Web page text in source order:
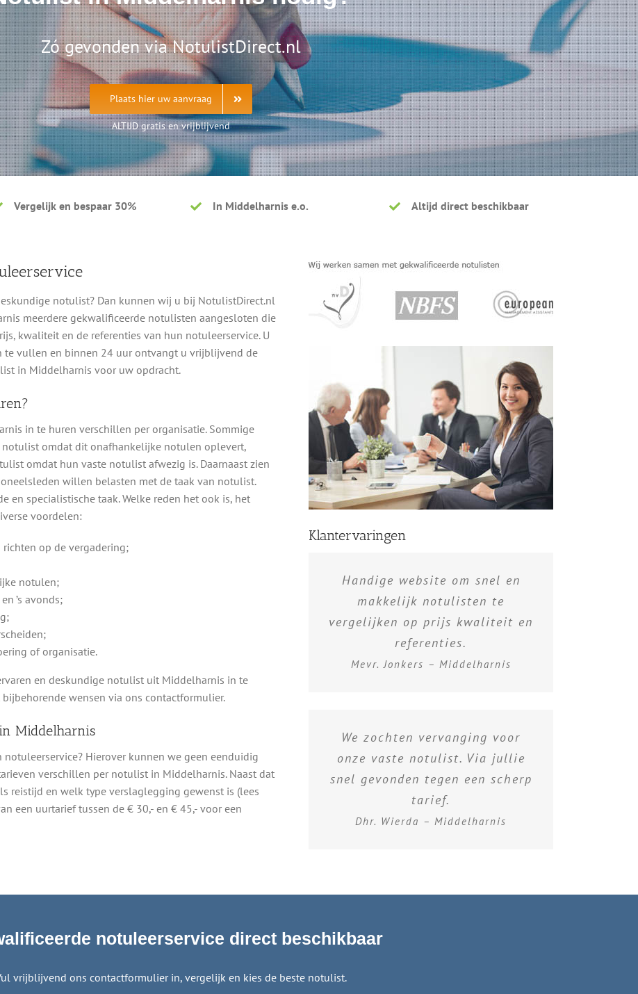
Zó gevonden via NotulistDirect.nl
Plaats hier uw aanvraag
ALTIJD gratis en vrijblijvend
Vergelijk en bespaar 30% In Middelharnis e.o. Altijd direct beschikbaar
notulist? Dan kunnen wij u bij NotulistDirect.nl
meerdere gekwalificeerde notulisten aangesloten die
kwaliteit en de referenties van hun notuleerservice. U
vullen en binnen 24 uur ontvangt u vrijblijvend de
in Middelharnis voor uw opdracht.
in te huren verschillen per organisatie. Sommige
omdat dit onafhankelijke notulen oplevert,
omdat hun vaste notulist afwezig is. Daarnaast zien
willen belasten met de taak van notulist.
specialistische taak. Welke reden het ook is, het
voordelen:
op de vergadering;
notulen;
’s avonds;
of organisatie.
en deskundige notulist uit Middelharnis in te
wensen via ons contactformulier.
Middelharnis
Hierover kunnen we geen eenduidig
verschillen per notulist in Middelharnis. Naast dat
reistijd en welk type verslaglegging gewenst is (lees
een uurtarief tussen de € 30,- en € 45,- voor een
Klantervaringen
Handige website om snel en
makkelijk notulisten te
vergelijken op prijs kwaliteit en
referenties.
Mevr. Jonkers – Middelharnis
We zochten vervanging voor
onze vaste notulist. Via jullie
snel gevonden tegen een scherp
tarief.
Dhr. Wierda – Middelharnis
notuleerservice direct beschikbaar
vrijblijvend ons contactformulier in, vergelijk en kies de beste notulist.